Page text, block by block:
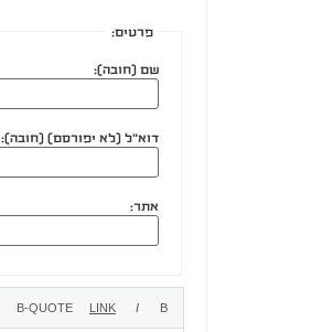
פרטים:
שם (חובה):
דוא"ל (לא יפורסם) (חובה):
אתר: